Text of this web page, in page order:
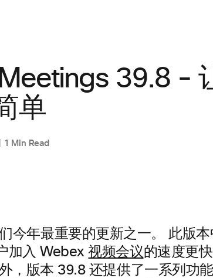
39.8 -
单
1 Min Read
今年最重要的更新之一。 此版本
加入 Webex视频会议的速度更
，版本 39.8 还提供了一系列功